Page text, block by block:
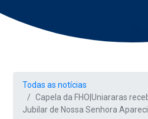
Todas as notícias
Capela da FHO|Uniararas
Jubilar de Nossa Senhora